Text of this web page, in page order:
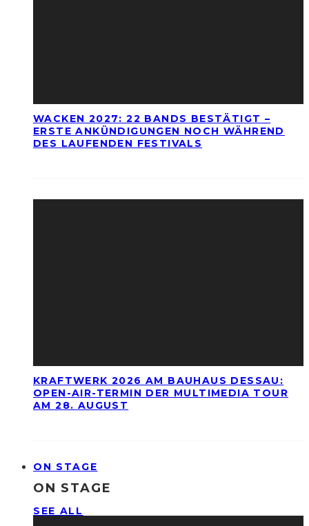
WACKEN 2027: 22 BANDS BESTÄTIGT –
ERSTE ANKÜNDIGUNGEN NOCH WÄHREND
DES LAUFENDEN FESTIVALS
KRAFTWERK 2026 AM BAUHAUS DESSAU:
OPEN-AIR-TERMIN DER MULTIMEDIA TOUR
AM 28. AUGUST
ON STAGE
ON STAGE
SEE ALL